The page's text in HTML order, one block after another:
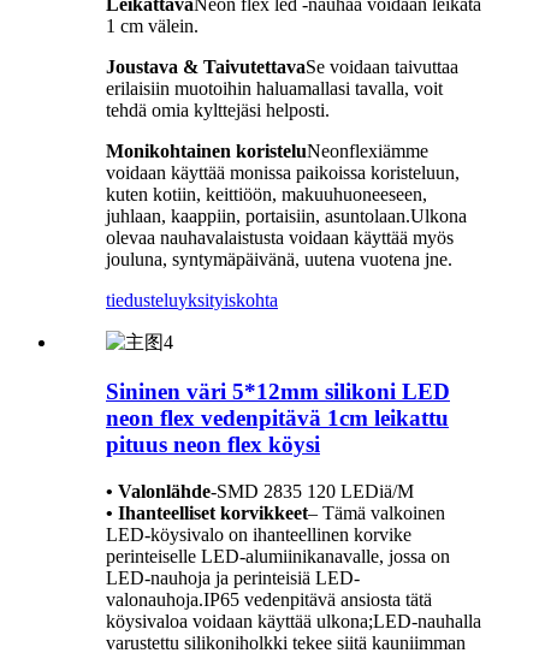
Leikattava Neon flex led -nauhaa voidaan leikata
1 cm välein.
Joustava & TaivutettavaSe voidaan taivuttaa
erilaisiin muotoihin haluamallasi tavalla, voit
tehdä omia kylttejäsi helposti.
Monikohtainen koristeluNeonflexiämme
voidaan käyttää monissa paikoissa koristeluun,
kuten kotiin, keittiöön, makuuhuoneeseen,
juhlaan, kaappiin, portaisiin, asuntolaan.Ulkona
olevaa nauhavalaistusta voidaan käyttää myös
jouluna, syntymäpäivänä, uutena vuotena jne.
tiedusteluyksityiskohta
Sininen väri 5*12mm silikoni LED
neon flex vedenpitävä 1cm leikattu
pituus neon flex köysi
• Valonlähde-SMD 2835 120 LEDiä/M
• Ihanteelliset korvikkeet– Tämä valkoinen
LED-köysivalo on ihanteellinen korvike
perinteiselle LED-alumiinikanavalle, jossa on
LED-nauhoja ja perinteisiä LED-
valonauhoja.IP65 vedenpitävä ansiosta tätä
köysivaloa voidaan käyttää ulkona;LED-nauhalla
varustettu silikoniholkki tekee siitä kauniimman